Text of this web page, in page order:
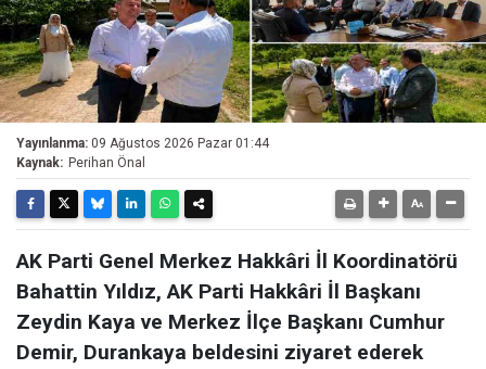
Yayınlanma: 09 Ağustos 2026 Pazar 01:44
Kaynak: Perihan Önal
AK Parti Genel Merkez Hakkâri İl Koordinatörü
Bahattin Yıldız, AK Parti Hakkâri İl Başkanı
Zeydin Kaya ve Merkez İlçe Başkanı Cumhur
Demir, Durankaya beldesini ziyaret ederek